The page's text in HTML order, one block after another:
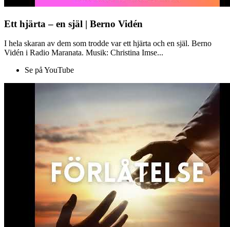
Ett hjärta – en själ | Berno Vidén
I hela skaran av dem som trodde var ett hjärta och en själ. Berno
Vidén i Radio Maranata. Musik: Christina Imse...
Se på YouTube